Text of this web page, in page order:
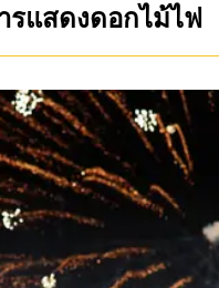
รแสดงดอกไม้ไฟ